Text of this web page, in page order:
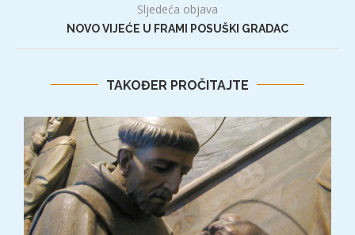
Sljedeća objava
NOVO VIJEĆE U FRAMI POSUŠKI GRADAC
TAKOĐER PROČITAJTE